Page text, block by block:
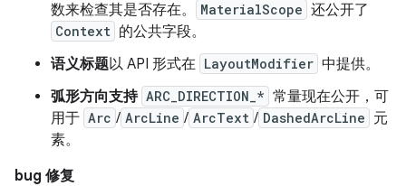
数来检查其是否存在。
MaterialScope 还公开了
Context 的公共字段。
语义标题以 API 形式在 LayoutModifier 中提供。
弧形方向支持 ARC_DIRECTION_* 常量现在公开，可
用于 Arc / ArcLine / ArcText / DashedArcLine 元
素。
bug 修复